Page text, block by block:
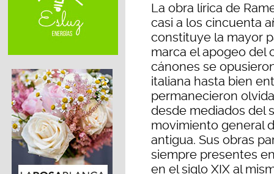
La obra lírica de
casi a los cincuenta
constituye la mayor
marca el apogeo del
cánones se
italiana hasta bien
permanecieron
desde mediados del
movimiento general
antigua. Sus obras
siempre presentes
en el siglo XIX al